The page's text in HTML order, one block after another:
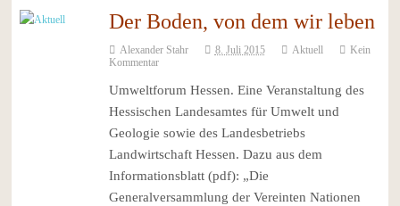
Der Boden, von dem wir leben
Alexander Stahr 8. Juli 2015 Aktuell
Kein
Kommentar
Umweltforum Hessen. Eine Veranstaltung des
Hessischen Landesamtes für Umwelt und
Geologie sowie des Landesbetriebs
Landwirtschaft Hessen. Dazu aus dem
Informationsblatt (pdf): „Die
Generalversammlung der Vereinten Nationen